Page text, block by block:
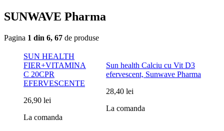
SUNWAVE Pharma
Pagina 1 din 6, 67 de produse
SUN HEALTH
FIER+VITAMINA
C 20CPR
EFERVESCENTE
26,90 lei
La comanda
Sun health Calciu cu Vit D3
efervescent, Sunwave Pharma
28,40 lei
La comanda